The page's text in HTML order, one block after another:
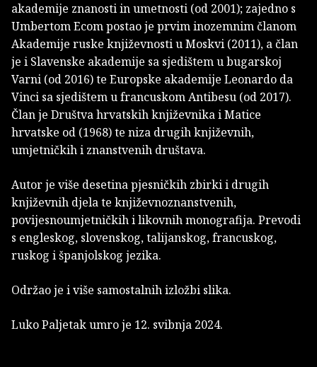
akademije znanosti in umetnosti (od 2001); zajedno s
Umbertom Ecom postao je prvim inozemnim članom
Akademije ruske književnosti u Moskvi (2011), a član
je i Slavenske akademije sa sjedištem u bugarskoj
Varni (od 2016) te Europske akademije Leonardo da
Vinci sa sjedištem u francuskom Antibesu (od 2017).
Član je Društva hrvatskih književnika i Matice
hrvatske od (1968) te niza drugih književnih,
umjetničkih i znanstvenih društava.
Autor je više desetina pjesničkih zbirki i drugih
književnih djela te književnoznanstvenih,
povijesnoumjetničkih i likovnih monografija. Prevodi
s engleskog, slovenskog, talijanskog, francuskog,
ruskog i španjolskog jezika.
Održao je i više samostalnih izložbi slika.
Luko Paljetak umro je 12. svibnja 2024.